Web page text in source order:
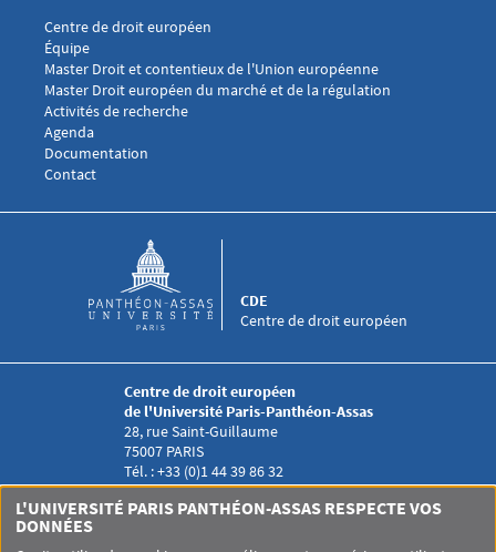
Menu footer CDE 1
Centre de droit européen
Équipe
Menu footer CDE 2
Master Droit et contentieux de l'Union européenne
Master Droit européen du marché et de la régulation
Menu footer CDE 3
Activités de recherche
Agenda
Documentation
Menu footer CDE 4
Contact
Centre de droit européen
CDE
Centre de droit européen
de l'Université Paris-Panthéon-Assas
28, rue Saint-Guillaume
75007 PARIS
Tél. : +33 (0)1 44 39 86 32
Menu RS CDE
L'UNIVERSITÉ PARIS PANTHÉON-ASSAS RESPECTE VOS
DONNÉES